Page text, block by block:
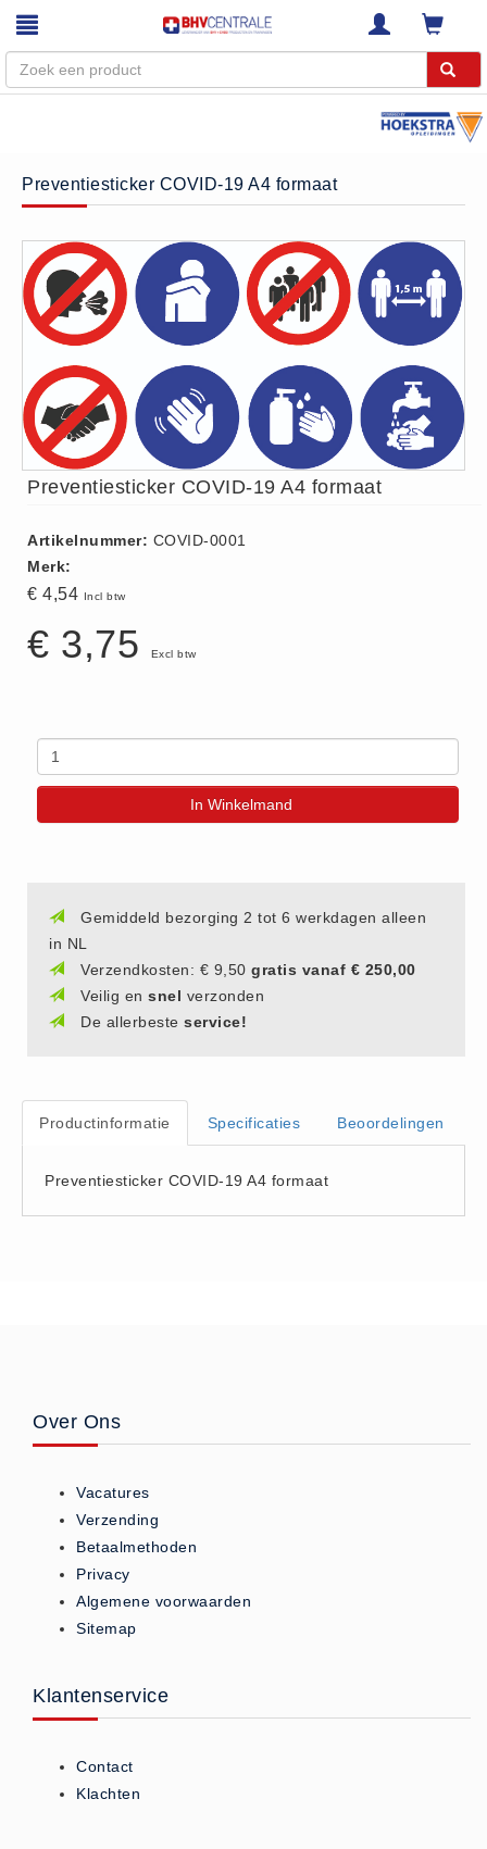
Home
Webshop
Trainingen
E-Learning
Diensten
Keuringen
RI&E
Bedrijfsnoodplannen
Plattegronden
VCA Trajecten
Ons Team
Nieuws
Contact
Retourneren
Winkel
(20)
AED apparaten (11)
AED
AED batterijen (12)
BHV kasten (5)
BHV Kleding
Hesjes (9)
BHV middelen
BHV kasten (0)
Evacuatie - Zaklampen (0)
Kleding - Hesjes (0)
CO2 blussers (2)
Preventiesticker COVID-19 A4 formaat
Preventiesticker COVID-19 A4 formaat
Artikelnummer: COVID-0001
Merk:
€ 4,54 Incl btw
€ 3,75 Excl btw
In Winkelmand
Gemiddeld bezorging 2 tot 6 werkdagen alleen
in NL
Verzendkosten: € 9,50 gratis vanaf € 250,00
Veilig en snel verzonden
De allerbeste service!
Productinformatie Specificaties Beoordelingen
Preventiesticker COVID-19 A4 formaat
Over Ons
Vacatures
Verzending
Betaalmethoden
Privacy
Algemene voorwaarden
Sitemap
Klantenservice
Contact
Klachten